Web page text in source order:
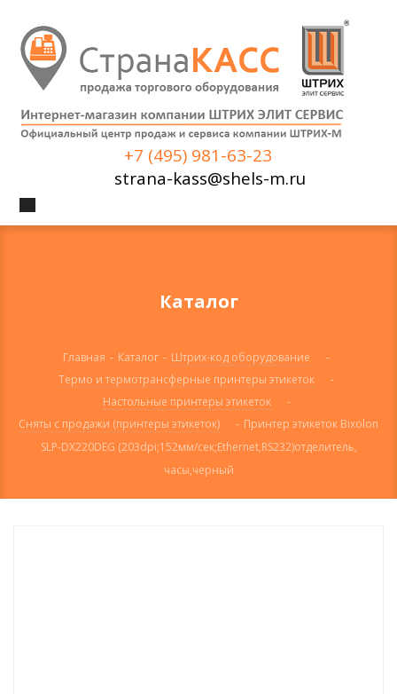
+7 (495) 981-63-23
strana-kass@shels-m.ru
Каталог
Главная - Каталог - Штрих-код оборудование
-
Термо и термотрансферные принтеры этикеток
-
Настольные принтеры этикеток
-
Сняты с продажи (принтеры этикеток)
- Принтер этикеток Bixolon
SLP-DX220DEG (203dpi;152мм/сек;Ethernet,RS232)отделитель,
часы,черный